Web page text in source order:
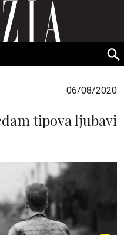
Srbija
06/08/2020
tipova ljubavi